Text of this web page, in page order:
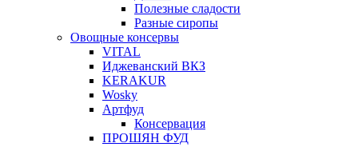
Полезные сладости
Разные сиропы
Овощные консервы
VITAL
Иджеванский ВКЗ
KERAKUR
Wosky
Артфуд
Консервация
ПРОШЯН ФУД